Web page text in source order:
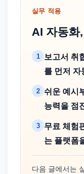
실무 적용
AI 자동화
1
보고서 취
를 먼저 자
2
쉬운 예시
능력을 점
3
무료 체험
는 플랫폼
다음 글에서는